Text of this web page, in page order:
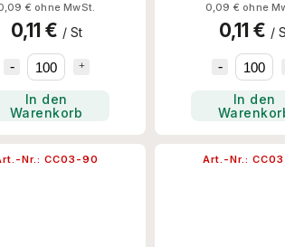
€ ohne MwSt.
0,11 € / St
In den
Warenkorb
0,09 € ohne
0,11 € /
In den
Nr.: CC03-90 Art.-Nr.: